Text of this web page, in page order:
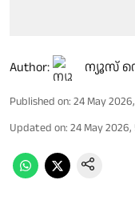
Author: ന്യൂസ്
Published on: 24 May
Updated on: 24 May 2026,